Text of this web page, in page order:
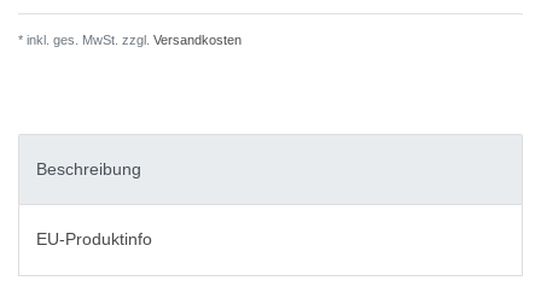
* inkl. ges. MwSt. zzgl. Versandkosten
Beschreibung
EU-Produktinfo